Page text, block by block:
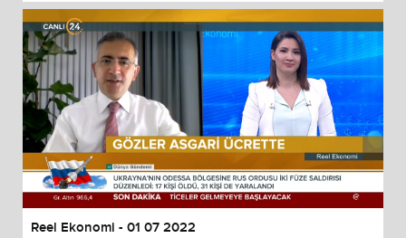
Reel Ekonomi - 01 07 2022